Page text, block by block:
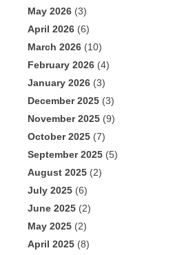
May 2026 (3)
April 2026 (6)
March 2026 (10)
February 2026 (4)
January 2026 (3)
December 2025 (3)
November 2025 (9)
October 2025 (7)
September 2025 (5)
August 2025 (2)
July 2025 (6)
June 2025 (2)
May 2025 (2)
April 2025 (8)